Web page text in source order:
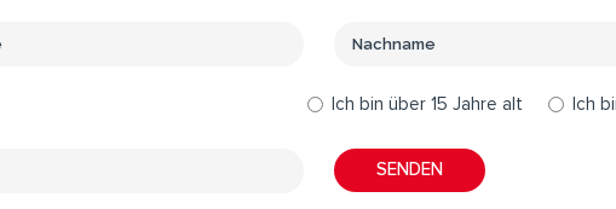
Ich bin über 15 Jahre alt Ich